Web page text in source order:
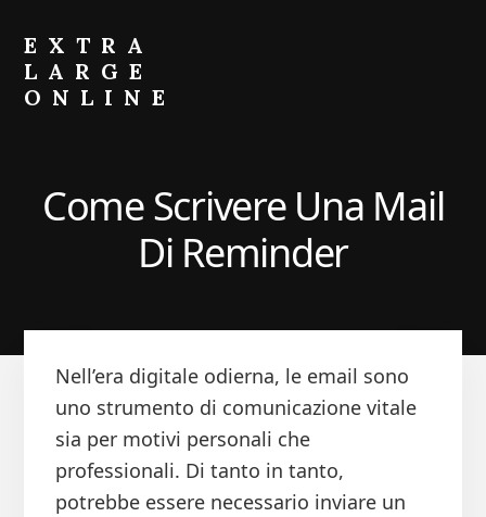
primary
sidebar
content
EXTRA
LARGE
ONLINE
Portafoglio
Come Scrivere Una Mail
Di Reminder
Nell’era digitale odierna, le email sono
uno strumento di comunicazione vitale
sia per motivi personali che
professionali. Di tanto in tanto,
potrebbe essere necessario inviare un